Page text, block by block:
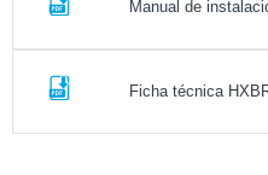
Manual de
Ficha técnica